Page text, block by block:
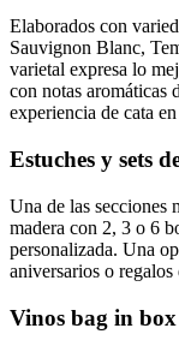
Elaborados con
Sauvignon Blanc,
varietal expresa lo
con notas aromáticas
experiencia de cata
Estuches y sets
Una de las secciones
madera con 2, 3 o 6
personalizada. Una
aniversarios o
Vinos bag in box